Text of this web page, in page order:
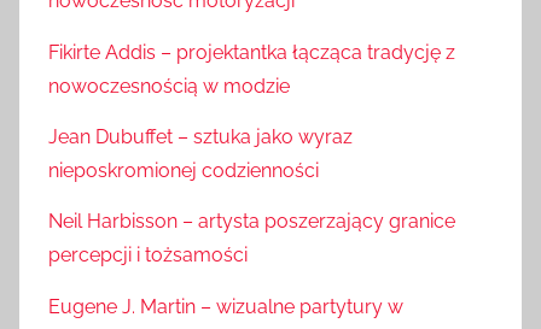
Fikirte Addis – projektantka łącząca tradycję z
nowoczesnością w modzie
Jean Dubuffet – sztuka jako wyraz
nieposkromionej codzienności
Neil Harbisson – artysta poszerzający granice
percepcji i tożsamości
Eugene J. Martin – wizualne partytury w